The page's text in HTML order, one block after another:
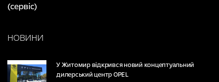
(сервіс)
НОВИНИ
У Житомир відкрився новий концептуальний
дилерський центр OPEL